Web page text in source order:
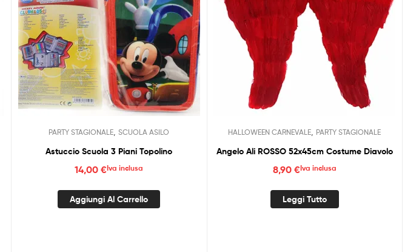
PARTY STAGIONALE ,SCUOLA ASILO
Astuccio Scuola 3 Piani Topolino
14,00€Iva inclusa
Aggiungi Al Carrello
HALLOWEEN CARNEVALE PARTY STAGIONALE
Angelo Ali ROSSO 52x45cm Costume Diavolo
8,90 €Iva inclusa
Leggi Tutto